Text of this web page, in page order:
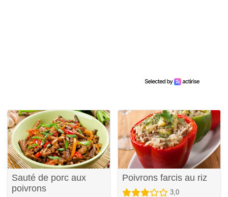
Sauté de porc aux
poivrons
Poivrons farcis au riz
3,0